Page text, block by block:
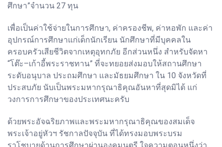
ศึกษา”จำนวน 27 ทุน
เพื่อเป็นค่าใช้จ่ายในการศึกษา, ค่าครองชีพ, ค่าหอพัก และค่า
อุปกรณ์การศึกษาแก่เด็กนักเรียน นักศึกษาที่มีบุคคลใน
ครอบครัวเสียชีวิตจากเหตุอุทกภัย อีกส่วนหนึ่ง สำหรับจัดหา
“โต๊ะ–เก้าอี้พระราชทาน” ที่จะทยอยส่งมอบให้สถานศึกษา
ระดับอนุบาล ประถมศึกษา และมัธยมศึกษา ใน 10 จังหวัดที่
ประสบภัย นับเป็นพระมหากรุณาธิคุณอันหาที่สุดมิได้ แก่
วงการการศึกษาของประเทศนะครับ
ด้วยพระอัจฉริยภาพและพระมหากรุณาธิคุณของสมเด็จ
พระเจ้าอยู่หัวฯ รัชกาลปัจจุบัน ที่ได้ทรงมอบพระบรม